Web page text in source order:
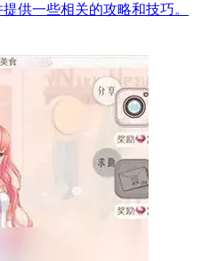
供一些相关的攻略和技巧。